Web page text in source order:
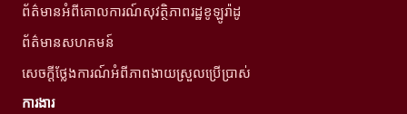
ព័ត៌មានអំពីគោលការណ៍សុវត្ថិភាពរដ្ឋខូឡូរ៉ាដូ
ព័ត៌មានសហគមន៍
សេចក្តីថ្លែងការណ៍អំពីភាពងាយស្រួលប្រើប្រាស់
ការងារ